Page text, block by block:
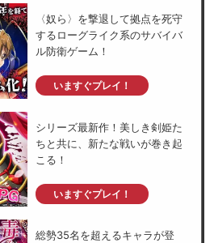
〈奴ら〉を撃退して拠点を死守
するローグライク系のサバイバ
ル防衛ゲーム！
いますぐプレイ！
シリーズ最新作！美しき剣姫た
ちと共に、新たな戦いが巻き起
こる！
いますぐプレイ！
総勢35名を超えるキャラが登